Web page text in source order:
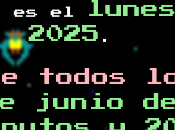
es el
2025 .
todos
junio